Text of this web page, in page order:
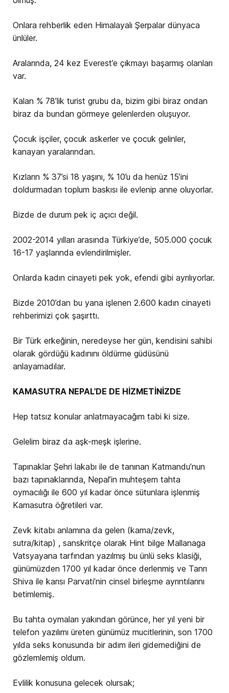
Onlara rehberlik eden Himalayalı Şerpalar dünyaca
ünlüler.
Aralarında, 24 kez Everest’e çıkmayı başarmış olanları
var.
Kalan % 78’lik turist grubu da, bizim gibi biraz ondan
biraz da bundan görmeye gelenlerden oluşuyor.
Çocuk işçiler, çocuk askerler ve çocuk gelinler,
kanayan yaralarından.
Kızların % 37’si 18 yaşını, % 10’u da henüz 15’ini
doldurmadan toplum baskısı ile evlenip anne oluyorlar.
Bizde de durum pek iç açıcı değil.
2002-2014 yılları arasında Türkiye’de, 505.000 çocuk
16-17 yaşlarında evlendirilmişler.
Onlarda kadın cinayeti pek yok, efendi gibi ayrılıyorlar.
Bizde 2010’dan bu yana işlenen 2.600 kadın cinayeti
rehberimizi çok şaşırttı.
Bir Türk erkeğinin, neredeyse her gün, kendisini sahibi
olarak gördüğü kadınını öldürme güdüsünü
anlayamadılar.
KAMASUTRA NEPAL’DE DE HİZMETİNİZDE
Hep tatsız konular anlatmayacağım tabi ki size.
Gelelim biraz da aşk-meşk işlerine.
Tapınaklar Şehri lakabı ile de tanınan Katmandu’nun
bazı tapınaklarında, Nepal’in muhteşem tahta
oymacılığı ile 600 yıl kadar önce sütunlara işlenmiş
Kamasutra öğretileri var.
Zevk kitabı anlamına da gelen (kama/zevk,
sutra/kitap) , sanskritçe olarak Hint bilge Mallanaga
Vatsyayana tarfından yazılmış bu ünlü seks klasiği,
günümüzden 1700 yıl kadar önce derlenmiş ve Tanrı
Shiva ile karısı Parvati’nin cinsel birleşme ayrıntılarını
betimlemiş.
Bu tahta oymaları yakından görünce, her yıl yeni bir
telefon yazılımı üreten günümüz mucitlerinin, son 1700
yılda seks konusunda bir adım ileri gidemediğini de
gözlemlemiş oldum.
Evlilik konusuna gelecek olursak;